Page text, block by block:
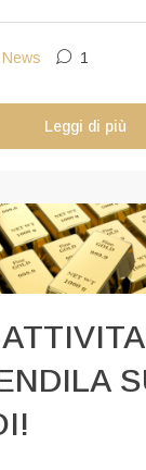
News 1
Leggi di più